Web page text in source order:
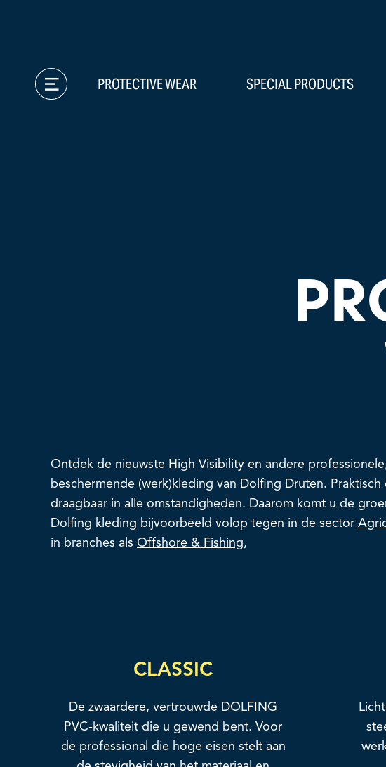
PROTECTIVE WEAR SPECIAL PRODUCTS
Ontdek de nieuwste High Visibility en andere
beschermende (werk)kleding van Dolfing Druten.
draagbaar in alle omstandigheden. Daarom komt u de
Dolfing kleding bijvoorbeeld volop tegen in de sector
in branches als Offshore & Fishing,
CLASSIC
De zwaardere, vertrouwde DOLFING
PVC-kwaliteit die u gewend bent. Voor
de professional die hoge eisen stelt aan